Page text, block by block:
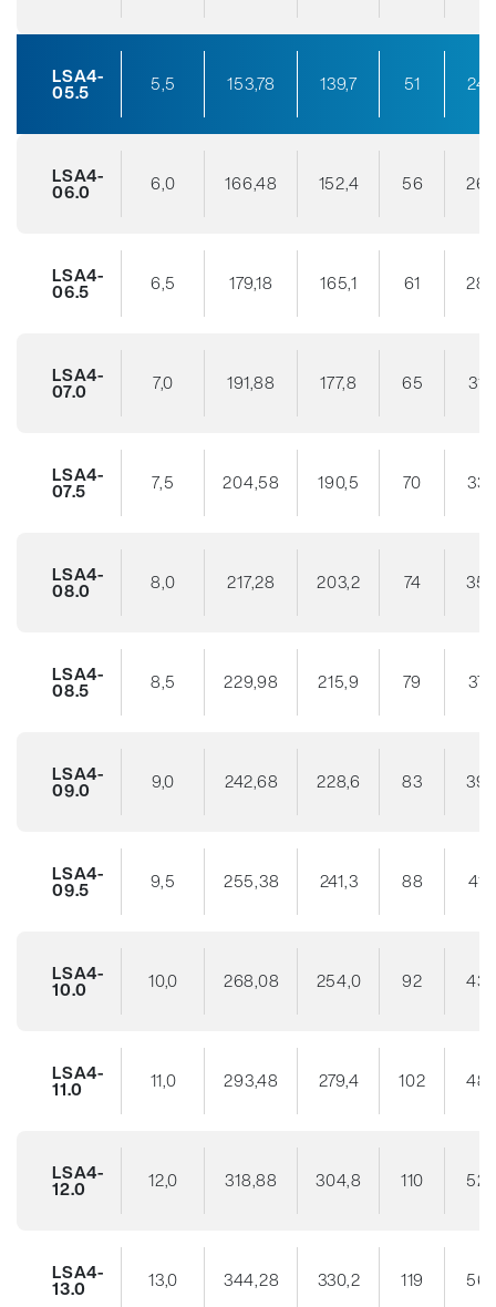
LSA4-
05.5 5,5 153,78 139,7 51 24
LSA4-
06.0 6,0 166,48 152,4 56 26
LSA4-
06.5 6,5 179,18 165,1 61 28
LSA4-
07.0 7,0 191,88 177,8 65 31
LSA4-
07.5 7,5 204,58 190,5 70 33
LSA4-
08.0 8,0 217,28 203,2 74 35
LSA4-
08.5 8,5 229,98 215,9 79 37
LSA4-
09.0 9,0 242,68 228,6 83 39
LSA4-
09.5 9,5 255,38 241,3 88 41
LSA4-
10.0 10,0 268,08 254,0 92 43
LSA4-
11.0 11,0 293,48 279,4 102 48
LSA4-
12.0 12,0 318,88 304,8 110 52
LSA4-
13.0 13,0 344,28 330,2 119 56